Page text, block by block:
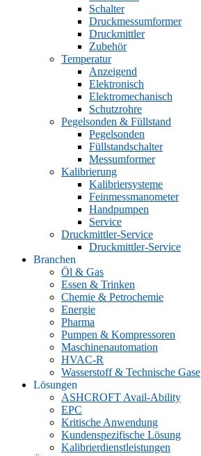
Schalter
Druckmessumformer
Druckmittler
Zubehör
Temperatur
Anzeigend
Elektronisch
Elektromechanisch
Schutzrohre
Pegelsonden & Füllstand
Pegelsonden
Füllstandschalter
Messumformer
Kalibrierung
Kalibriersysteme
Feinmessmanometer
Handpumpen
Service
Druckmittler-Service
Druckmittler-Service
Branchen
Öl & Gas
Essen & Trinken
Chemie & Petrochemie
Energie
Pharma
Pumpen & Kompressoren
Maschinenautomation
HVAC-R
Wasserstoff & Technische Gase
Lösungen
ASHCROFT Avail-Ability
EPC
Kritische Anwendung
Kundenspezifische Lösung
Kalibrierdienstleistungen